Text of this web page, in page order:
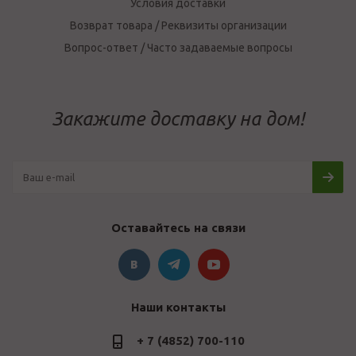
Условия доставки
Возврат товара / Реквизиты организации
Вопрос-ответ / Часто задаваемые вопросы
Закажите доставку на дом!
Оставайтесь на связи
Наши контакты
+ 7 (4852) 700-110